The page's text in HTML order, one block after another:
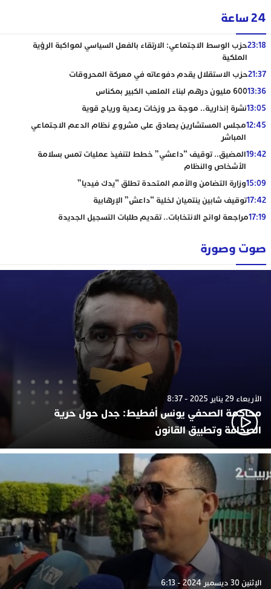
24 ساعة
23:18حزب الوسط الاجتماعي: الارتقاء بالفعل السياسي لمواكبة الرؤية
الملكية
21:37حزب الاستقلال يقدم دفوعاته في معركة المحروقات
13:36600 مليون درهم لبناء الملعب الكبير بمكناس
13:05نشرة إنذارية.. موجة حر وزخات رعدية ورياح قوية
12:45مجلس المستشارين يصادق على مشروع نظام الدعم الاجتماعي
المباشر
19:42المضيق.. توقيف “داعشي” خطط لتنفيذ عمليات تمس بسلامة
الأشخاص والنظام
15:09وزارة التضامن والأمم المتحدة تطلق “يدك فيديا”
17:42توقيف شابين ينتميان لخلية “داعش” الإرهابية
17:19مراجعة لوائح الانتخابات.. تقديم طلبات التسجيل الجديدة
صوت وصورة
الأربعاء 29 يناير 2025 - 8:37
محاكمة الصحفي يونس أفطيط: جدل حول حرية
الصحافة وتطبيق القانون
الإثنين 30 ديسمبر 2024 - 6:13